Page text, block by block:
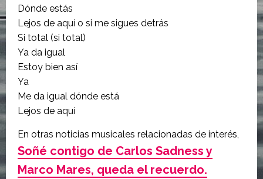
Dónde estás
Lejos de aquí o si me sigues detrás
Si total (si total)
Ya da igual
Estoy bien así
Ya
Me da igual dónde está
Lejos de aquí
En otras noticias musicales relacionadas de interés,
Soñé contigo de Carlos Sadness y
Marco Mares, queda el recuerdo.